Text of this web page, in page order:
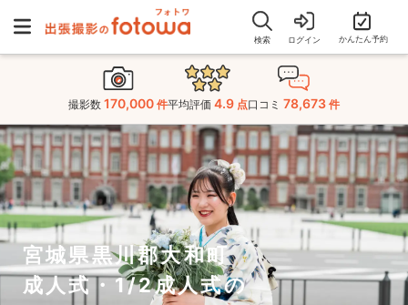
検索 ログイン かんたん予約
撮影数 170,000 件平均評価 4.9 点口コミ 78,673 件
宮城県黒川郡大和町
成人式・1/2成人式の